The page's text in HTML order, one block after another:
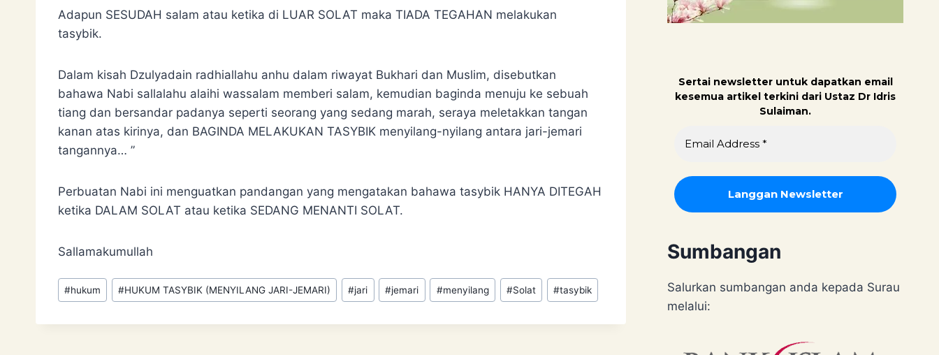
Adapun SESUDAH salam atau ketika di LUAR SOLAT maka TIADA TEGAHAN melakukan
tasybik.
Dalam kisah Dzulyadain radhiallahu anhu dalam riwayat Bukhari dan Muslim, disebutkan
bahawa Nabi sallalahu alaihi wassalam memberi salam, kemudian baginda menuju ke sebuah
tiang dan bersandar padanya seperti seorang yang sedang marah, seraya meletakkan tangan
kanan atas kirinya, dan BAGINDA MELAKUKAN TASYBIK menyilang-nyilang antara jari-jemari
tangannya… ”
Perbuatan Nabi ini menguatkan pandangan yang mengatakan bahawa tasybik HANYA DITEGAH
ketika DALAM SOLAT atau ketika SEDANG MENANTI SOLAT.
Sallamakumullah
Post
Tags:
#hukum #HUKUM TASYBIK (MENYILANG JARI-JEMARI) #jari #jemari #menyilang #Solat #tasybik
Sertai newsletter untuk dapatkan email
kesemua artikel terkini dari Ustaz Dr Idris
Sulaiman.
Sumbangan
Salurkan sumbangan anda kepada Surau
melalui: